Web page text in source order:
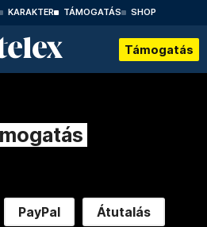
KARAKTER TÁMOGATÁS SHOP
Támogatás
PayPal Átutalás